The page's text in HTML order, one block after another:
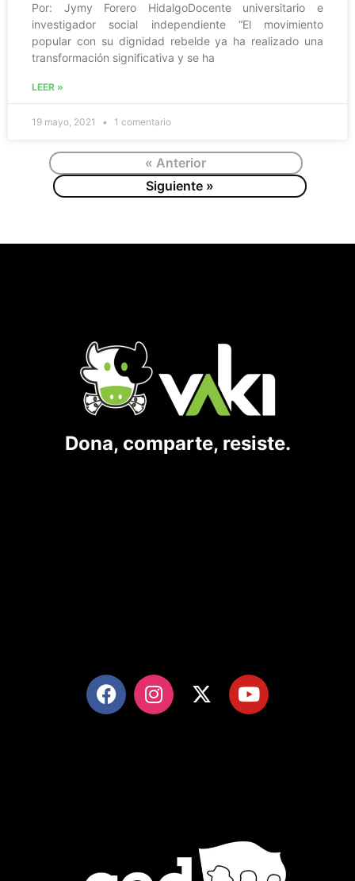
Por: Jymy Forero HidalgoDocente universitario e
investigador social independiente “El movimiento
popular con su dignidad rebelde ya ha realizado una
transformación significativa y se ha
LEER »
19 mayo, 2021 1 comentario
« Anterior
Siguiente »
Dona, comparte, resiste.